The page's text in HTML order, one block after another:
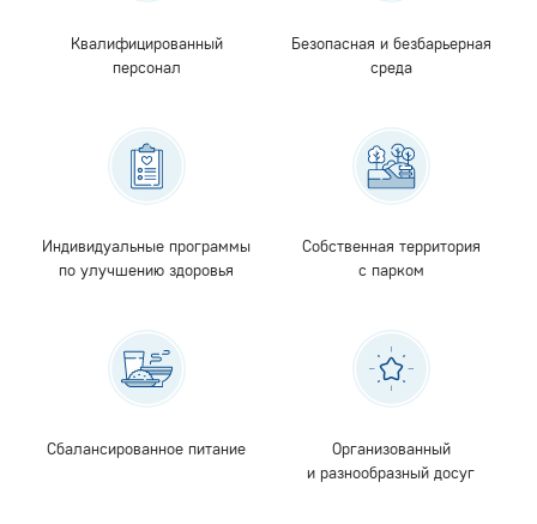
Квалифицированный
персонал
Безопасная и безбарьерная
среда
Индивидуальные программы
по улучшению здоровья
Собственная территория
с парком
Сбалансированное питание
Организованный
и разнообразный досуг